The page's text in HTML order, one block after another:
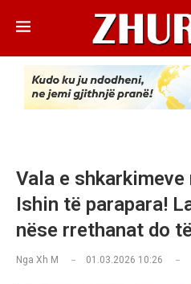
Vala e shkarkimeve
Ishin të parapara!
nëse rrethanat do
Nga Xh M 01.03.2026 10:26